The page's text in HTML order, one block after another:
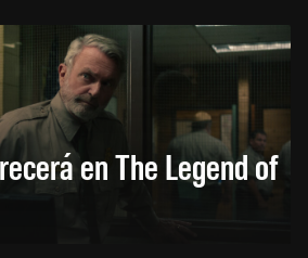
en The Legend of